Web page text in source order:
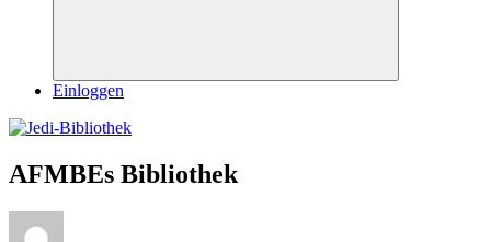
Suchen
Einloggen
AFMBEs Bibliothek